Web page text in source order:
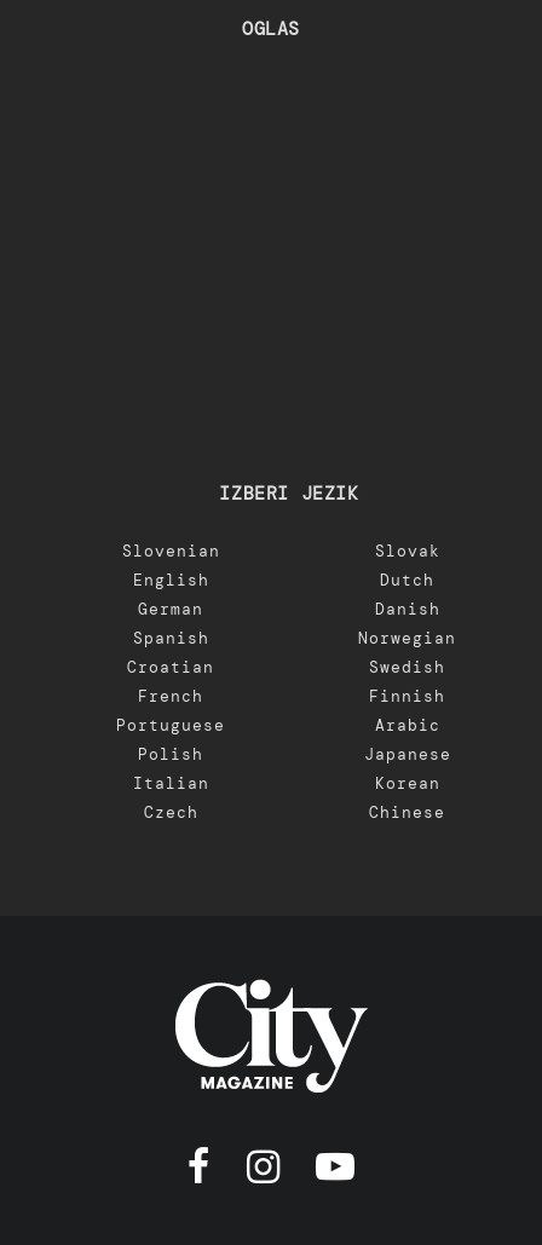
OGLAS
IZBERI JEZIK
Slovenian
English
German
Spanish
Croatian
French
Portuguese
Polish
Italian
Czech
Slovak
Dutch
Danish
Norwegian
Swedish
Finnish
Arabic
Japanese
Korean
Chinese